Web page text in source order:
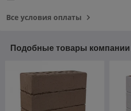
Все условия оплаты
Подобные товары компании